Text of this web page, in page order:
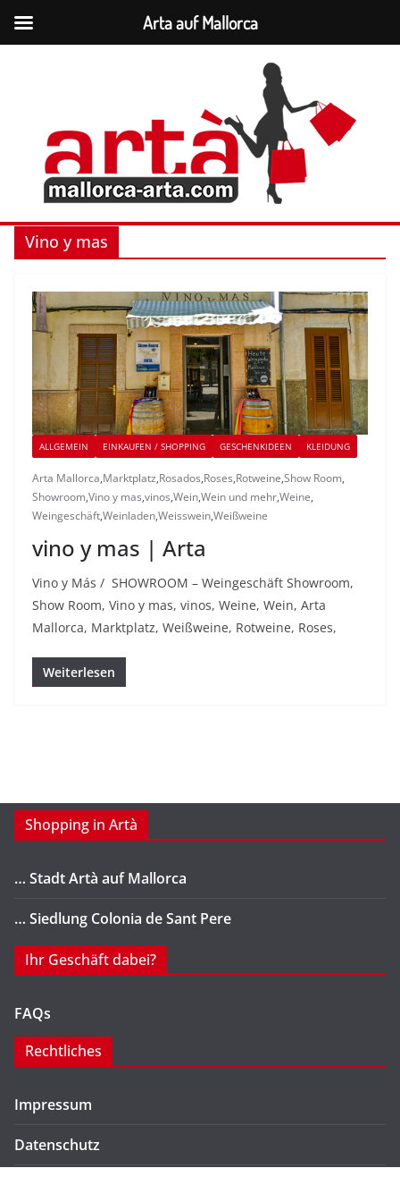
Vino y mas
ALLGEMEIN EINKAUFEN / SHOPPING GESCHENKIDEEN KLEIDUNG
Arta Mallorca,Marktplatz,Rosados,Roses,Rotweine,Show Room,
Showroom,Vino y mas,vinos,Wein,Wein und mehr,Weine,
Weingeschäft,Weinladen,Weisswein,Weißweine
vino y mas | Arta
Vino y Más / SHOWROOM – Weingeschäft Showroom,
Show Room, Vino y mas, vinos, Weine, Wein, Arta
Mallorca, Marktplatz, Weißweine, Rotweine, Roses,
Weiterlesen
Shopping in Artà
… Stadt Artà auf Mallorca
… Siedlung Colonia de Sant Pere
Ihr Geschäft dabei?
FAQs
Rechtliches
Impressum
Datenschutz
Arta auf Mallorca